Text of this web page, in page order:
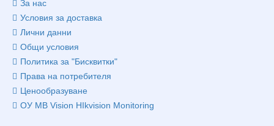
За нас
Условия за доставка
Лични данни
Общи условия
Политика за "Бисквитки"
Права на потребителя
Ценообразуване
ОУ MB Vision HIkvision Monitoring